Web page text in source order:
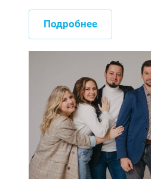
Подробнее